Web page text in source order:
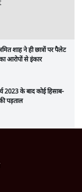
शाह ने ही छात्रों पर पैलेट
आरोपों से इंकार
2023 के बाद कोई हिसाब-
पड़ताल